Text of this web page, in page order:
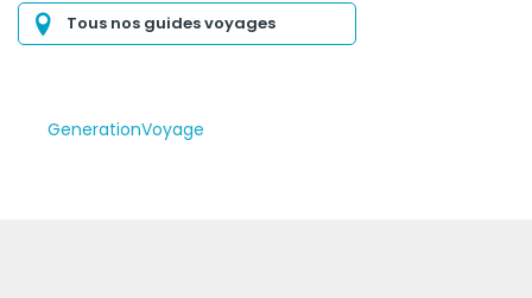
Tous nos guides voyages
GenerationVoyage